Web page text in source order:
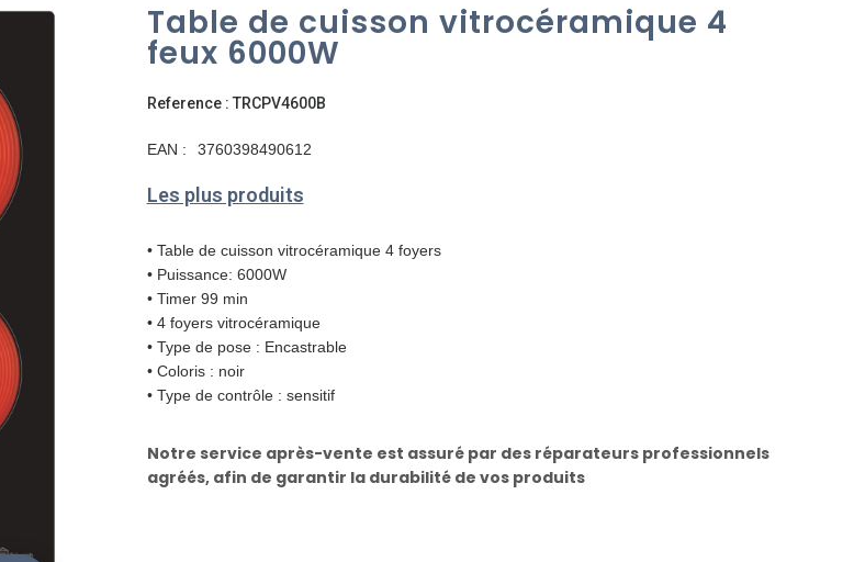
Table de cuisson vitrocéramique 4
feux 6000W
Reference : TRCPV4600B
EAN : 3760398490612
Les plus produits
• Table de cuisson vitrocéramique 4 foyers
• Puissance: 6000W
• Timer 99 min
• 4 foyers vitrocéramique
• Type de pose : Encastrable
• Coloris : noir
• Type de contrôle : sensitif
Notre service après-vente est assuré par des réparateurs professionnels
agréés, afin de garantir la durabilité de vos produits